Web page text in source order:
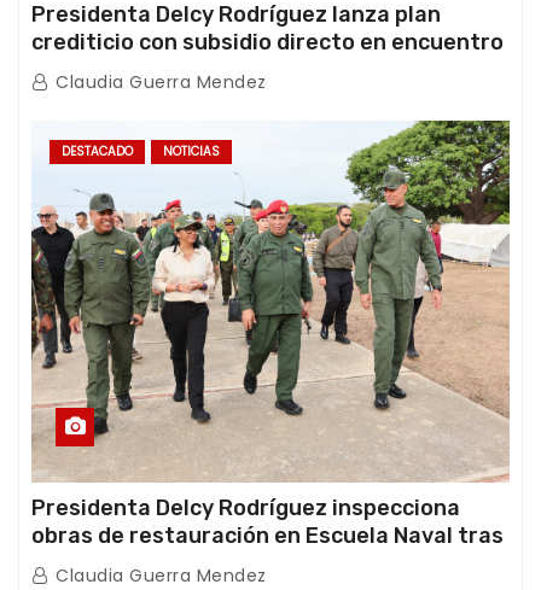
Presidenta Delcy Rodríguez lanza plan
crediticio con subsidio directo en encuentro
con Juntas de Condominio
Claudia Guerra Mendez
DESTACADO NOTICIAS
Presidenta Delcy Rodríguez inspecciona
obras de restauración en Escuela Naval tras
afectaciones sísmicas en La Guaira
Claudia Guerra Mendez